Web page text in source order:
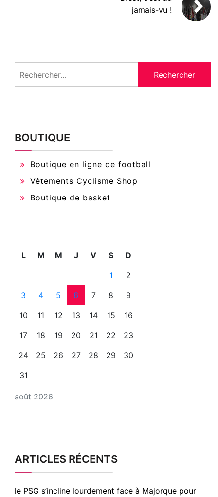
jamais-vu !
BOUTIQUE
Boutique en ligne de football
Vêtements Cyclisme Shop
Boutique de basket
août 2026
L M M J V S D
1 2
3 4 5 6 7 8 9
10 11 12 13 14 15 16
17 18 19 20 21 22 23
24 25 26 27 28 29 30
31
ARTICLES RÉCENTS
le PSG s’incline lourdement face à Majorque pour